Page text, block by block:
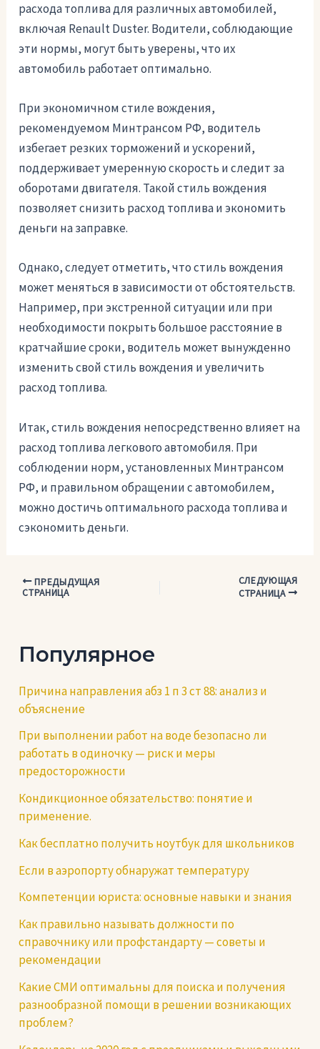
расхода топлива для различных автомобилей,
включая Renault Duster. Водители, соблюдающие
эти нормы, могут быть уверены, что их
автомобиль работает оптимально.
При экономичном стиле вождения,
рекомендуемом Минтрансом РФ, водитель
избегает резких торможений и ускорений,
поддерживает умеренную скорость и следит за
оборотами двигателя. Такой стиль вождения
позволяет снизить расход топлива и экономить
деньги на заправке.
Однако, следует отметить, что стиль вождения
может меняться в зависимости от обстоятельств.
Например, при экстренной ситуации или при
необходимости покрыть большое расстояние в
кратчайшие сроки, водитель может вынужденно
изменить свой стиль вождения и увеличить
расход топлива.
Итак, стиль вождения непосредственно влияет на
расход топлива легкового автомобиля. При
соблюдении норм, установленных Минтрансом
РФ, и правильном обращении с автомобилем,
можно достичь оптимального расхода топлива и
сэкономить деньги.
Навигация
ПРЕДЫДУЩАЯ
СТРАНИЦА
СЛЕДУЮЩАЯ
СТРАНИЦА
Популярное
Причина направления абз 1 п 3 ст 88: анализ и
объяснение
При выполнении работ на воде безопасно ли
работать в одиночку — риск и меры
предосторожности
Кондикционное обязательство: понятие и
применение.
Как бесплатно получить ноутбук для школьников
Если в аэропорту обнаружат температуру
Компетенции юриста: основные навыки и знания
Как правильно называть должности по
справочнику или профстандарту — советы и
рекомендации
Какие СМИ оптимальны для поиска и получения
разнообразной помощи в решении возникающих
проблем?